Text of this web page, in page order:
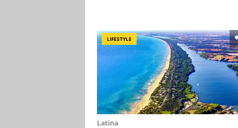
LIFESTYLE
Latina